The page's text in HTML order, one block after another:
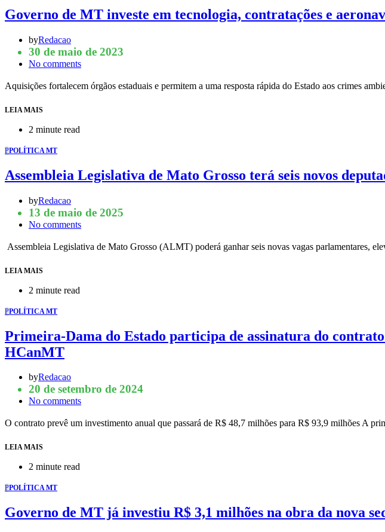
Governo de MT investe em tecnologia, contratações e
byRedacao
30 de maio de 2023
No comments
Aquisições fortalecem órgãos estaduais e permitem a uma resposta rápida do Estado aos crimes
LEIA MAIS
2 minute read
PPOLÍTICA MT
Assembleia Legislativa de Mato Grosso terá seis novos
byRedacao
13 de maio de 2025
No comments
Assembleia Legislativa de Mato Grosso (ALMT) poderá ganhar seis novas vagas parlamentares,
LEIA MAIS
2 minute read
PPOLÍTICA MT
Primeira-Dama do Estado participa de assinatura do
HCanMT
byRedacao
20 de setembro de 2024
No comments
O contrato prevê um investimento anual que passará de R$ 48,7 milhões para R$ 93,9 milhões A
LEIA MAIS
2 minute read
PPOLÍTICA MT
Governo de MT já investiu R$ 3,1 milhões na obra da nova